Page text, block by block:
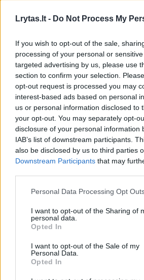
Lrytas.lt - Do Not Process My
If you wish to opt-out of the sale,
processing of your personal or
targeted advertising by us, please use
section to confirm your selection.
opt-out request is processed you may
interest-based ads based on personal
us or personal information disclosed to
your opt-out. You may separately opt-
disclosure of your personal information
IAB’s list of downstream participants.
also be disclosed by us to third parties
Downstream Participants that may
Personal Data Processing Opt
I want to opt-out of the Sharing of
personal data.
Opted In
I want to opt-out of the Sale of my
Personal Data.
Opted In
auštant virš sostinės
nes dėl atakų keliose
gaisrai.
Sekite svarbiausias karo
suLrytas.​​​
GYVAI
Karas Ukrainoje.
naujienos
Aiškėja daugiau detalių